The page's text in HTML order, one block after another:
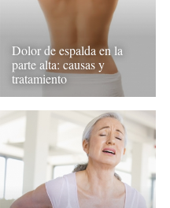
Dolor de espalda en la
parte alta: causas y
tratamiento